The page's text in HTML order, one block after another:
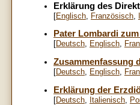
Erklärung des
[Englisch Französisch
Pater Lombardi
[Deutsch, Englisch,
Zusammenfassung
[Deutsch Englisch
Erklärung der
[Deutsch Italienisch